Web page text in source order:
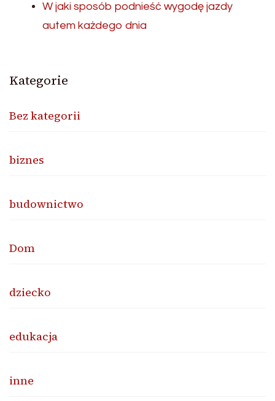
W jaki sposób podnieść wygodę jazdy
autem każdego dnia
Kategorie
Bez kategorii
biznes
budownictwo
Dom
dziecko
edukacja
inne